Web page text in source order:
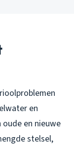
en
en nieuwe
stelsel,